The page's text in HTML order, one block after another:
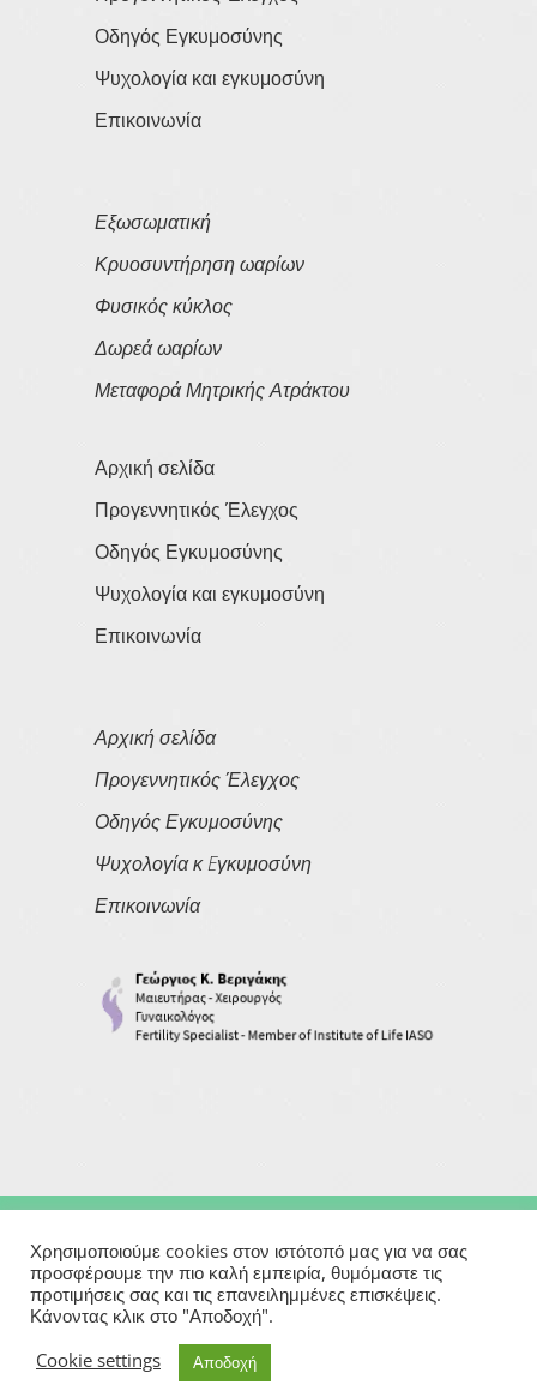
Οδηγός Εγκυμοσύνης
Ψυχολογία και εγκυμοσύνη
Επικοινωνία
Εξωσωματική
Κρυοσυντήρηση ωαρίων
Φυσικός κύκλος
Δωρεά ωαρίων
Μεταφορά Μητρικής Ατράκτου
Αρχική σελίδα
Προγεννητικός Έλεγχος
Οδηγός Εγκυμοσύνης
Ψυχολογία και εγκυμοσύνη
Επικοινωνία
Αρχική σελίδα
Προγεννητικός Έλεγχος
Οδηγός Εγκυμοσύνης
Ψυχολογία κ Eγκυμοσύνη
Επικοινωνία
Copyright © 2026Georgios Verigakis| All Rights Reserved
Powered By
Μαιευτήρας | Γυναικολόγος | Χειρουργός | Εξωσωματική
Χρησιμοποιούμε cookies στον ιστότοπό μας για να σας
προσφέρουμε την πιο καλή εμπειρία, θυμόμαστε τις
προτιμήσεις σας και τις επανειλημμένες επισκέψεις.
Κάνοντας κλικ στο "Αποδοχή".
Cookie settings
Αποδοχή